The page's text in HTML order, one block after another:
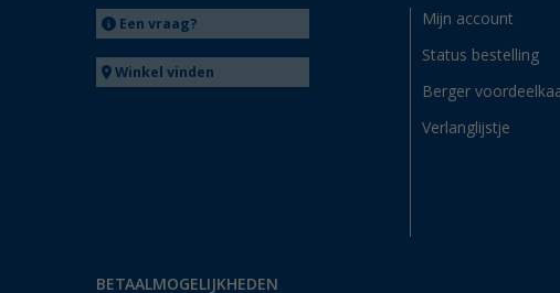
Een vraag?
Winkel vinden
Mijn account
Status bestelling
Berger
Verlanglijstje
BETAALMOGELIJKHEDEN